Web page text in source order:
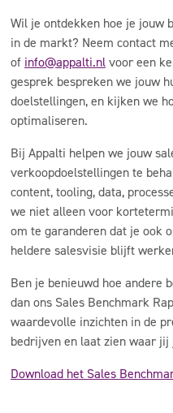
Wil je ontdekken hoe je jouw
in de markt? Neem contact
of info@appalti.nlvoor een
gesprek bespreken we jouw
doelstellingen, en kijken we
optimaliseren.
Bij Appalti helpen we jouw
verkoopdoelstellingen te
content, tooling, data,
we niet alleen voor
om te garanderen dat je ook
heldere salesvisie blijft
Ben je benieuwd hoe andere
dan ons Sales Benchmark
waardevolle inzichten in de
bedrijven en laat zien waar
Download het Sales